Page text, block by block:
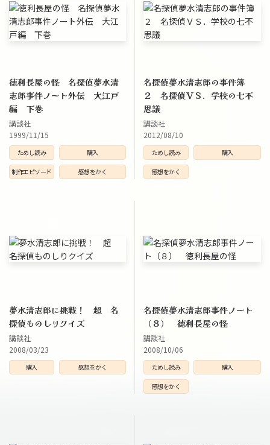
徳利長屋の怪 名探偵夢水清
志郎事件ノート外伝 大江戸
編 下巻
講談社
1999/11/15
ためし読み 購入
制作エピソード 感想をかく
名探偵夢水清志郎の事件簿
２ 名探偵ＶＳ．学校の七不
思議
講談社
2012/08/10
ためし読み 購入
感想をかく
夢水清志郎に挑戦！ 超 名
探偵ものしりクイズ
講談社
2008/03/23
購入 感想をかく
名探偵夢水清志郎事件ノート
（８） 徳利長屋の怪
講談社
2008/10/06
ためし読み 購入
感想をかく